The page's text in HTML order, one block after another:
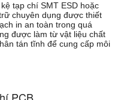
tạp chí SMT ESD hoặc
chuyên dụng được thiết
in an toàn trong quá
được làm từ vật liệu chất
tán tĩnh để cung cấp môi